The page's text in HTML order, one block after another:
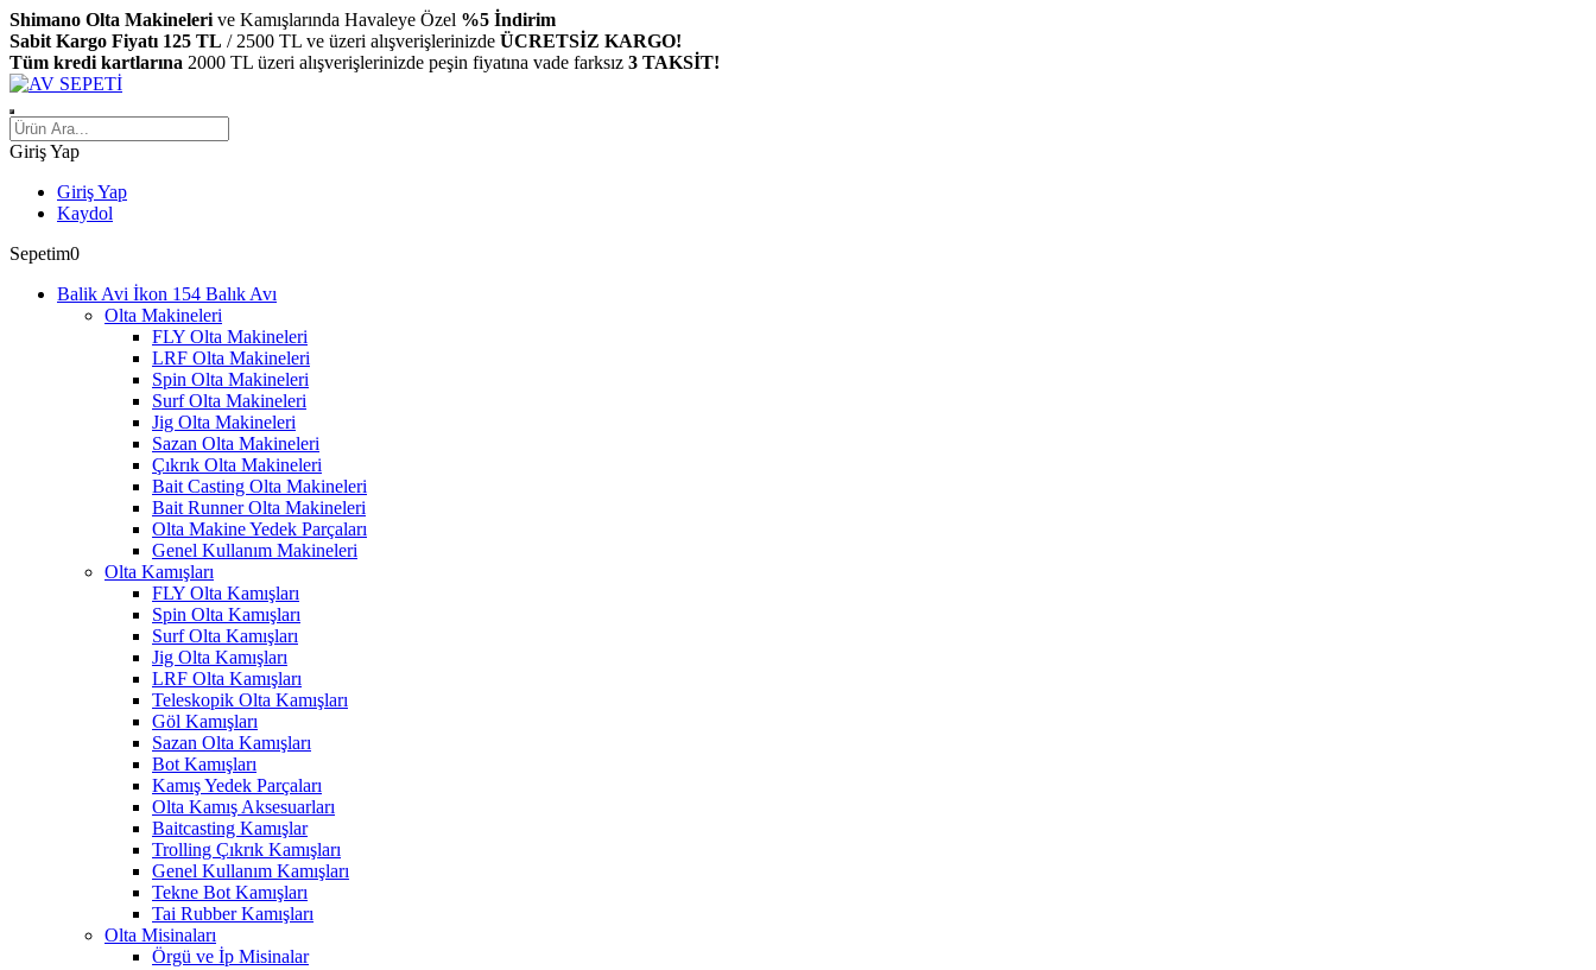
Shimano Olta Makineleri ve Kamışlarında Havaleye Özel %5 İndirim
Sabit Kargo Fiyatı 125 TL / 2500 TL ve üzeri alışverişlerinizde ÜCRETSİZ KARGO!
Tüm kredi kartlarına 2000 TL üzeri alışverişlerinizde peşin fiyatına vade farksız 3 TAKSİT!
Giriş Yap
Giriş Yap
Kaydol
Sepetim0
Balık Avı
Olta Makineleri
FLY Olta Makineleri
LRF Olta Makineleri
Spin Olta Makineleri
Surf Olta Makineleri
Jig Olta Makineleri
Sazan Olta Makineleri
Çıkrık Olta Makineleri
Bait Casting Olta Makineleri
Bait Runner Olta Makineleri
Olta Makine Yedek Parçaları
Genel Kullanım Makineleri
Olta Kamışları
FLY Olta Kamışları
Spin Olta Kamışları
Surf Olta Kamışları
Jig Olta Kamışları
LRF Olta Kamışları
Teleskopik Olta Kamışları
Göl Kamışları
Sazan Olta Kamışları
Bot Kamışları
Kamış Yedek Parçaları
Olta Kamış Aksesuarları
Baitcasting Kamışlar
Trolling Çıkrık Kamışları
Genel Kullanım Kamışları
Tekne Bot Kamışları
Tai Rubber Kamışları
Olta Misinaları
Örgü ve İp Misinalar